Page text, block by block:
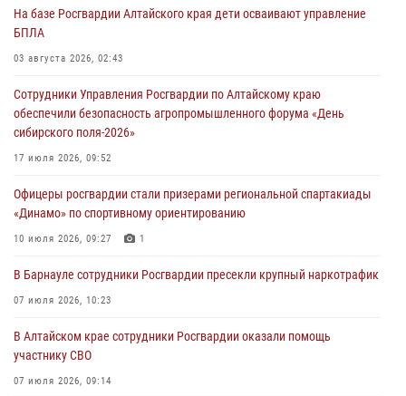
На базе Росгвардии Алтайского края дети осваивают управление
БПЛА
03 августа 2026, 02:43
Сотрудники Управления Росгвардии по Алтайскому краю
обеспечили безопасность агропромышленного форума «День
сибирского поля-2026»
17 июля 2026, 09:52
Офицеры росгвардии стали призерами региональной спартакиады
«Динамо» по спортивному ориентированию
10 июля 2026, 09:27 1
В Барнауле сотрудники Росгвардии пресекли крупный наркотрафик
07 июля 2026, 10:23
В Алтайском крае сотрудники Росгвардии оказали помощь
участнику СВО
07 июля 2026, 09:14